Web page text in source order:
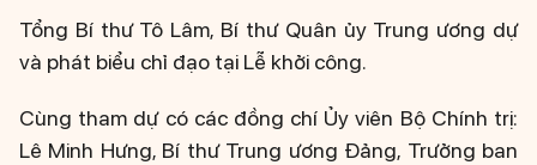
Tổng Bí thư Tô Lâm, Bí thư Quân ủy Trung ương dự
và phát biểu chỉ đạo tại Lễ khởi công.
Cùng tham dự có các đồng chí Ủy viên Bộ Chính trị:
Lê Minh Hưng, Bí thư Trung ương Đảng, Trưởng ban